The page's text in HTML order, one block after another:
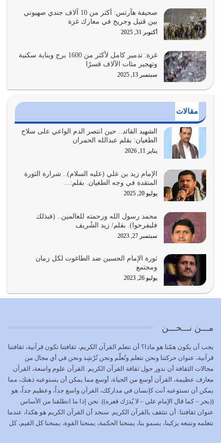
يوليو 25, 2026
الدين الذي شرعه الله لا يجوز أن يخضع لآرائنا وأهوائنا
واجتهاداتنا لأننا سنختلف ونتفرق
يوليو 24, 2026
أي أمة تتفرق في الدين وتتفرق في كيانها معناه أنها أصبحت
يجب أن نعود جميعاً الى القرآن وعندنا أخطاء جميعاً لنعتصم
بحبل الله جميعاً وليس كل…
يوليو 22, 2026
يشاء ويذل من يشاء
يوليو 21, 2026
كل زمان…
يوليو 19, 2026
تتحقق الحقوق للجميع
يوليو 18, 2026
بعض صفات المتقين {الصَّابِرِينَ وَالصَّادِقِينَ وَالْقَانِتِينَ
وبين الله يترتب عليه النصر…
يوليو 16, 2026
إما أن نحاول أن نكون من أولياء الله فيتم على أيدينا ضرب
أعدائه أو لا نكون فنُضرب من…
يوليو 15, 2026
عدم الاستفادة من الأحداث والمتغيرات يعرض الإنسان للمزالق
صحيفة هآرتس: أكثر من 10 آلاف جندي صهيوني
بين قتيل وجريح في معارك غزة
أكتوبر 31, 2025
غزة: تدمير كامل لأكثر من 1600 برج وبناية سكنية
وتهجير مئات الآلاف قسرًا
سبتمبر 13, 2025
مقالات
الشهيد القائد.. حين انتصر الدم الواعي على سلاح
الطغيان: بقلم عبدالله الحمران
يناير 11, 2026
الإمام زيد بن علي (عليه السلام).. شرارة الثورة
المتقدة في وجه الطغيان. بقلم:…
يوليو 20, 2025
محمد رسول الله ورحمته للعالمين.. (فبذلك
فليفرحوا). بقلم/ زيد الشُريف
سبتمبر 27, 2023
ثورة الإمام الحسين ضد الطاغوت لكل زمان
ومجتمع
يوليو 26, 2023
مـــن نـــحـــن
يجب أن يكون همّنا هو ماذا؟ أن نتعلم القرآن الكريم، ثقافتنا تكون قرآنية، ثقافتنا
قرآنية، عنوان حركتنا ونحن نتعلم ونُعلّم ونحن نُرْشِد ونحن في أي مجال من
مجالات الثقافة أن ندور حول ثقافة القرآن الكريم. القرآن علوم واسعة، القرآن
معارف عظيمة، القرآن أوسع من الحياة، أوسع مما يمكن أن يستوعبه ذهنك، مما
يمكن أن تستوعبه أنت كإنسان في مداركك، القرآن واسع جداً، وعظيم جداً، هو
((بحر – كما قال الإمام علي – لا يُدرَك قعره)). نحن إذا ما انطلقنا من الأساس
عنوان ثقافتنا: أن نتثقف بالقرآن الكريم. سنجد أن القرآن الكريم هو هكذا، عندما
نتعلمه ونتبعه يزكينا، يسمو بنا، يمنحنا الحكمة، يمنحنا القوة، يمنحنا كل القيم، كل